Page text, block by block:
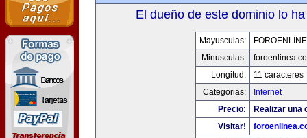
El dueño de este dominio lo
Mayusculas:
Minusculas:
Longitud:
11 caracteres
Categorias:
Internet
Precio:
Realizar una
Visitar!